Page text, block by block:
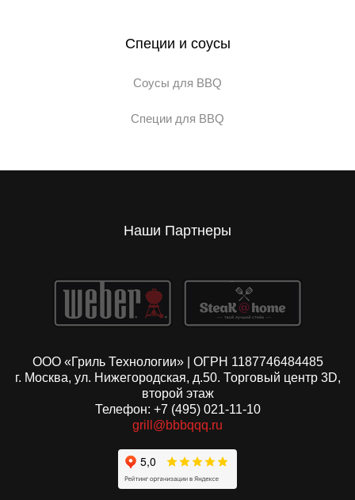
Специи и соусы
Соусы для BBQ
Специи для BBQ
Наши Партнеры
ООО «Гриль Технологии» | ОГРН 1187746484485
г. Москва, ул. Нижегородская, д.50. Торговый центр 3D,
второй этаж
Телефон: +7 (495) 021-11-10
grill@bbbqqq.ru